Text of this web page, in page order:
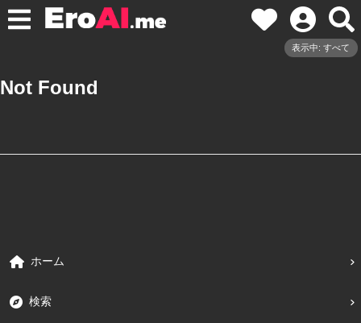
表示中: すべて
Not Found
ホーム
検索